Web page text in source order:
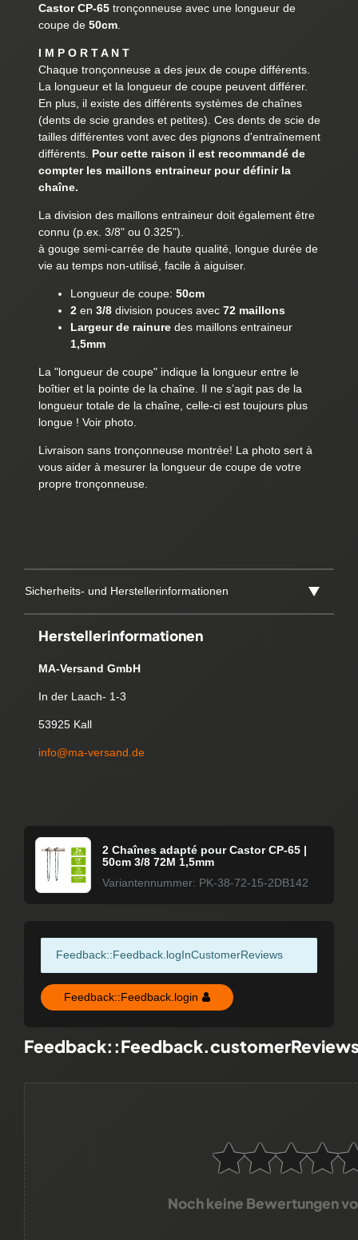
Castor CP-65tronçonneuse avec une longueur de
coupe de 50cm.
I M P O R T A N T
Chaque tronçonneuse a des jeux de coupe différents.
La longueur et la longueur de coupe peuvent différer.
En plus, il existe des différents systèmes de chaînes
(dents de scie grandes et petites). Ces dents de scie de
tailles différentes vont avec des pignons d'entraînement
différents. Pour cette raison il est recommandé de
compter les maillons entraineur pour définir la
chaîne.
La division des maillons entraineur doit également être
connu (p.ex. 3/8" ou 0.325").
à gouge semi-carrée de haute qualité, longue durée de
vie au temps non-utilisé, facile à aiguiser.
Longueur de coupe: 50cm
2en 3/8division pouces avec 72 maillons
Largeur de rainuredes maillons entraineur
1,5mm
La "longueur de coupe" indique la longueur entre le
boîtier et la pointe de la chaîne. Il ne s’agit pas de la
longueur totale de la chaîne, celle-ci est toujours plus
longue ! Voir photo.
Livraison sans tronçonneuse montrée! La photo sert à
vous aider à mesurer la longueur de coupe de votre
propre tronçonneuse.
Sicherheits- und Herstellerinformationen
Herstellerinformationen
MA-Versand GmbH
In der Laach- 1-3
53925 Kall
info@ma-versand.de
2 Chaînes adapté pour Castor CP-65 |
50cm 3/8 72M 1,5mm
Variantennummer: PK-38-72-15-2DB142
Feedback::Feedback.logInCustomerReviews
Feedback::Feedback.login
Noch keine Bewertungen